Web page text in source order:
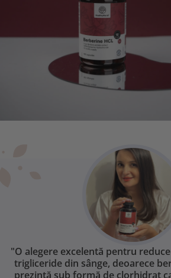
"O alegere excelentă pentru
trigliceride din sânge, deoarece
prezintă sub formă de clorhidrat